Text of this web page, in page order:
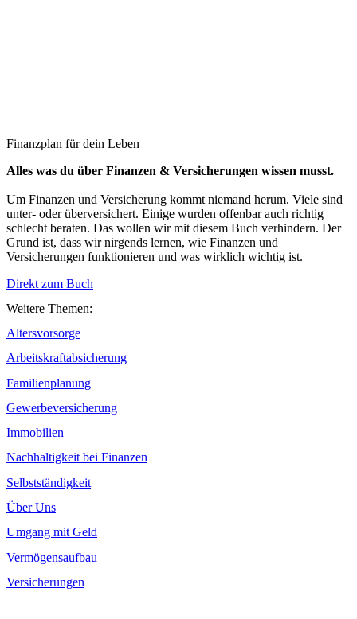
Finanzplan für dein Leben
Alles was du über Finanzen & Versicherungen wissen musst.
Um Finanzen und Versicherung kommt niemand herum. Viele sind
unter- oder überversichert. Einige wurden offenbar auch richtig
schlecht beraten. Das wollen wir mit diesem Buch verhindern. Der
Grund ist, dass wir nirgends lernen, wie Finanzen und
Versicherungen funktionieren und was wirklich wichtig ist.
Direkt zum Buch
Weitere Themen:
Altersvorsorge
Arbeitskraftabsicherung
Familienplanung
Gewerbeversicherung
Immobilien
Nachhaltigkeit bei Finanzen
Selbstständigkeit
Über Uns
Umgang mit Geld
Vermögensaufbau
Versicherungen